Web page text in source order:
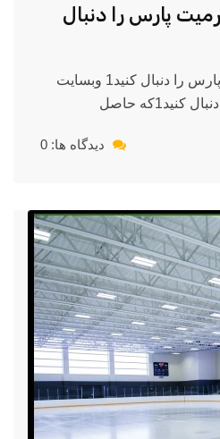
پارس را دنبال
وبسایت شرکت کرمیت پارس را دنبال کنید1 وبسایت
حاصل
دیدگاه ها: 0